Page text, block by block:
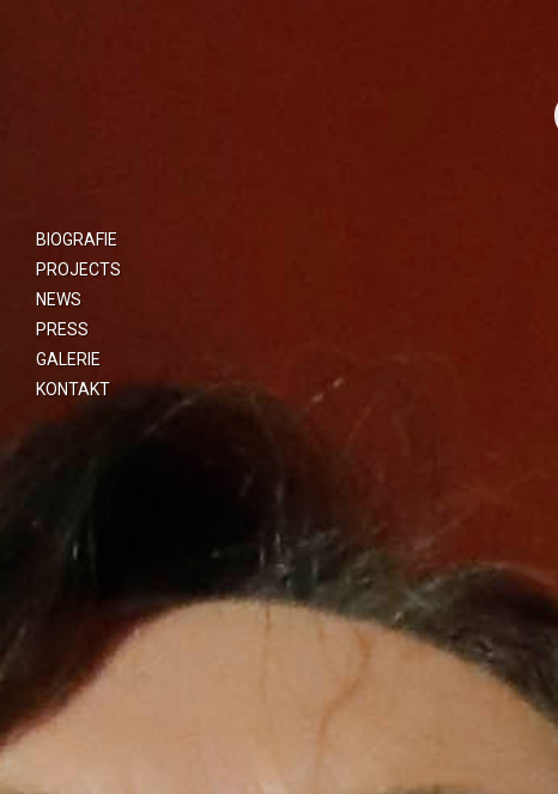
BIOGRAFIE
PROJECTS
NEWS
PRESS
GALERIE
KONTAKT